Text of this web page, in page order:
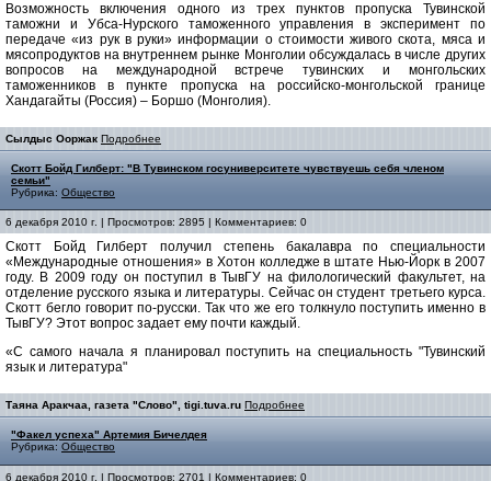
Возможность включения одного из трех пунктов пропуска Тувинской
таможни и Убса-Нурского таможенного управления в эксперимент по
передаче «из рук в руки» информации о стоимости живого скота, мяса и
мясопродуктов на внутреннем рынке Монголии обсуждалась в числе других
вопросов на международной встрече тувинских и монгольских
таможенников в пункте пропуска на российско-монгольской границе
Хандагайты (Россия) – Боршо (Монголия).
Сылдыс Ооржак Подробнее
Скотт Бойд Гилберт: "В Тувинском госуниверситете чувствуешь себя членом
семьи"
Рубрика: Общество
6 декабря 2010 г. | Просмотров: 2895 | Комментариев: 0
Скотт Бойд Гилберт получил степень бакалавра по специальности
«Международные отношения» в Хотон колледже в штате Нью-Йорк в 2007
году. В 2009 году он поступил в ТывГУ на филологический факультет, на
отделение русского языка и литературы. Сейчас он студент третьего курса.
Скотт бегло говорит по-русски. Так что же его толкнуло поступить именно в
ТывГУ? Этот вопрос задает ему почти каждый.
«С самого начала я планировал поступить на специальность "Тувинский
язык и литература"
Таяна Аракчаа, газета "Слово", tigi.tuva.ru Подробнее
"Факел успеха" Артемия Бичелдея
Рубрика: Общество
6 декабря 2010 г. | Просмотров: 2701 | Комментариев: 0